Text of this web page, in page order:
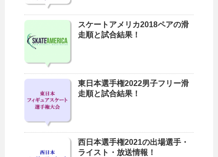
スケートアメリカ2018ペアの滑
走順と試合結果！
東日本選手権2022男子フリー滑
走順と試合結果！
西日本選手権2021の出場選手・
ライスト・放送情報！